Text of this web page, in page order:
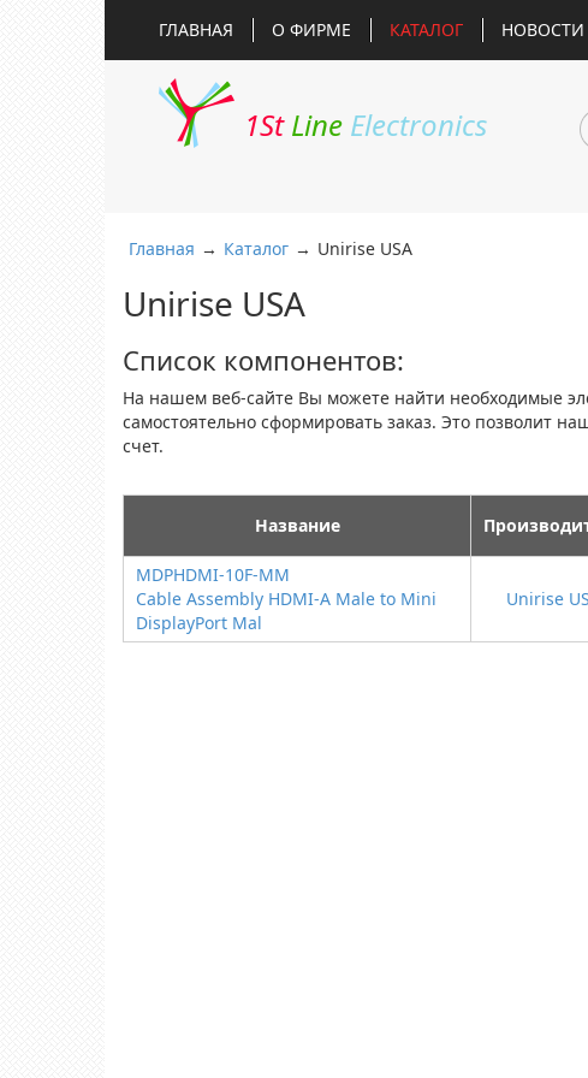
ГЛАВНАЯ О ФИРМЕ КАТАЛОГ НОВОСТИ
1St Line Electronics
Главная → Каталог → Unirise USA
Unirise USA
Список компонентов:
На нашем веб-сайте Вы можете найти необходимые
самостоятельно сформировать заказ. Это позволит
счет.
Название
MDPHDMI-10F-MM
Cable Assembly HDMI-A Male to Mini
DisplayPort Mal
Unirise